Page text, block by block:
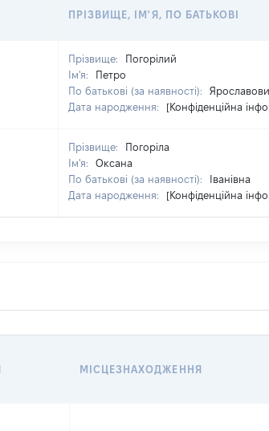
ПРІЗВИЩЕ, ІМ'Я, ПО БАТЬКОВІ
Прізвище:
Погорілий
Ім'я:
Петро
По батькові (за наявності):
Дата народження:
[Конфіденційна
Прізвище:
Погоріла
Ім'я:
Оксана
По батькові (за наявності):
Іванівна
Дата народження:
[Конфіденційна
МІСЦЕЗНАХОДЖЕННЯ